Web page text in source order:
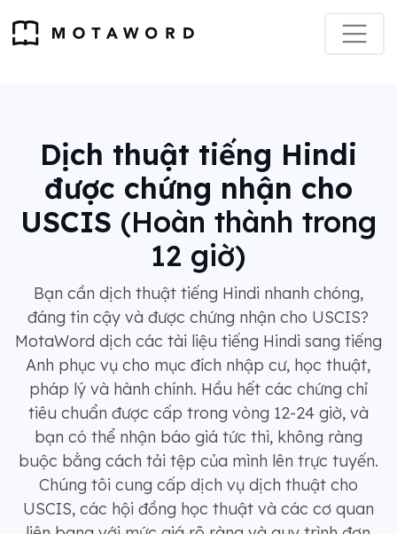
Dịch thuật tiếng Hindi
được chứng nhận cho
USCIS (Hoàn thành trong
12 giờ)
Bạn cần dịch thuật tiếng Hindi nhanh chóng,
đáng tin cậy và được chứng nhận cho USCIS?
MotaWord dịch các tài liệu tiếng Hindi sang tiếng
Anh phục vụ cho mục đích nhập cư, học thuật,
pháp lý và hành chính. Hầu hết các chứng chỉ
tiêu chuẩn được cấp trong vòng 12-24 giờ, và
bạn có thể nhận báo giá tức thì, không ràng
buộc bằng cách tải tệp của mình lên trực tuyến.
Chúng tôi cung cấp dịch vụ dịch thuật cho
USCIS, các hội đồng học thuật và các cơ quan